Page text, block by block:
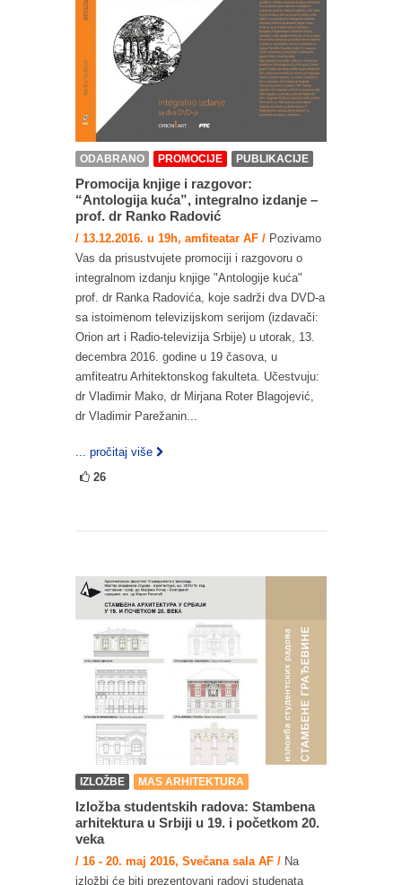
ODABRANO PROMOCIJE PUBLIKACIJE
Promocija knjige i razgovor:
“Antologija kuća”, integralno izdanje –
prof. dr Ranko Radović
/ 13.12.2016. u 19h, amfiteatar AF / Pozivamo
Vas da prisustvujete promociji i razgovoru o
integralnom izdanju knjige "Antologije kuća"
prof. dr Ranka Radovića, koje sadrži dva DVD-a
sa istoimenom televizijskom serijom (izdavači:
Orion art i Radio-televizija Srbije) u utorak, 13.
decembra 2016. godine u 19 časova, u
amfiteatru Arhitektonskog fakulteta. Učestvuju:
dr Vladimir Mako, dr Mirjana Roter Blagojević,
dr Vladimir Parežanin...
... pročitaj više
26
IZLOŽBE MAS ARHITEKTURA
Izložba studentskih radova: Stambena
arhitektura u Srbiji u 19. i početkom 20.
veka
/ 16 - 20. maj 2016, Svečana sala AF / Na
izložbi će biti prezentovani radovi studenata